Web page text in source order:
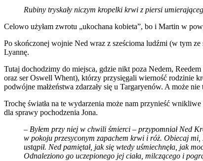
Rubiny tryskały niczym kropelki krwi z piersi
Celowo użyłam zwrotu „ukochana kobieta”, bo i Martin w
Po skończonej wojnie Ned wraz z sześcioma ludźmi (w tym
Lyannę.
Tutaj dochodzimy do miejsca, gdzie nikt poza Nedem,
oraz ser Oswell Whent), którzy przysięgali wierność rodzinie
podwójne małżeństwa zdarzały się u Targaryenów. A może
Trochę światła na te wydarzenia może nam przynieść
dla sprawy pochodzenia Jona.
– Byłem przy niej w chwili śmierci – przypomniał Ned
w pokoju przesyconym zapachem krwi i róż. Obiecaj mi,
ustąpił. Ned pamiętał, jak się wtedy uśmiechnęła, jak
Odnaleziono go uczepionego jej ciała, milczącego i